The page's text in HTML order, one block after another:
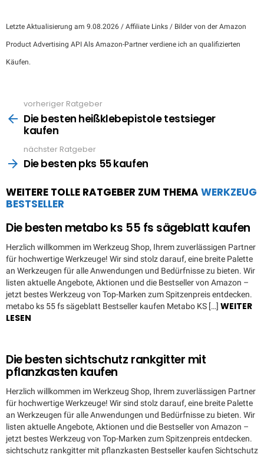
Letzte Aktualisierung am 9.08.2026 / Affiliate Links / Bilder von der Amazon
Product Advertising API Als Amazon-Partner verdiene ich an qualifizierten
Käufen.
more
vorheriger Ratgeber
Die besten heißklebepistole testsieger
kaufen
nächster Ratgeber
Die besten pks 55 kaufen
WEITERE TOLLE RATGEBER ZUM THEMAWERKZEUG
BESTSELLER
Die besten metabo ks 55 fs sägeblatt kaufen
Herzlich willkommen im Werkzeug Shop, Ihrem zuverlässigen Partner
für hochwertige Werkzeuge! Wir sind stolz darauf, eine breite Palette
an Werkzeugen für alle Anwendungen und Bedürfnisse zu bieten. Wir
listen aktuelle Angebote, Aktionen und die Bestseller von Amazon –
jetzt bestes Werkzeug von Top-Marken zum Spitzenpreis entdecken.
metabo ks 55 fs sägeblatt Bestseller kaufen Metabo KS […] WEITER
LESEN
Die besten sichtschutz rankgitter mit
pflanzkasten kaufen
Herzlich willkommen im Werkzeug Shop, Ihrem zuverlässigen Partner
für hochwertige Werkzeuge! Wir sind stolz darauf, eine breite Palette
an Werkzeugen für alle Anwendungen und Bedürfnisse zu bieten. Wir
listen aktuelle Angebote, Aktionen und die Bestseller von Amazon –
jetzt bestes Werkzeug von Top-Marken zum Spitzenpreis entdecken.
sichtschutz rankgitter mit pflanzkasten Bestseller kaufen Sichtschutz